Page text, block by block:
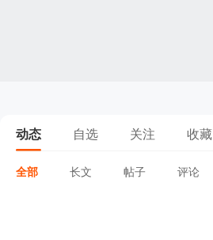
动态 自选 关注 收藏
全部 长文 帖子 评论